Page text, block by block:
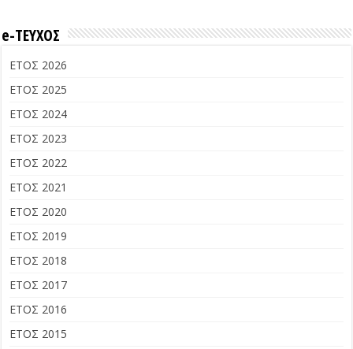
e-ΤΕΥΧΟΣ
ΕΤΟΣ 2026
ΕΤΟΣ 2025
ΕΤΟΣ 2024
ΕΤΟΣ 2023
ΕΤΟΣ 2022
ΕΤΟΣ 2021
ΕΤΟΣ 2020
ΕΤΟΣ 2019
ΕΤΟΣ 2018
ΕΤΟΣ 2017
ΕΤΟΣ 2016
ΕΤΟΣ 2015